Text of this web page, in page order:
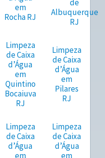
em
Rocha RJ
de
Albuquerque
RJ
Limpeza
de Caixa
d’Água
em
Quintino
Bocaiuva
RJ
Limpeza
de Caixa
d’Água
em
Pilares
RJ
Limpeza
de Caixa
d’Água
em
Limpeza
de Caixa
d’Água
em